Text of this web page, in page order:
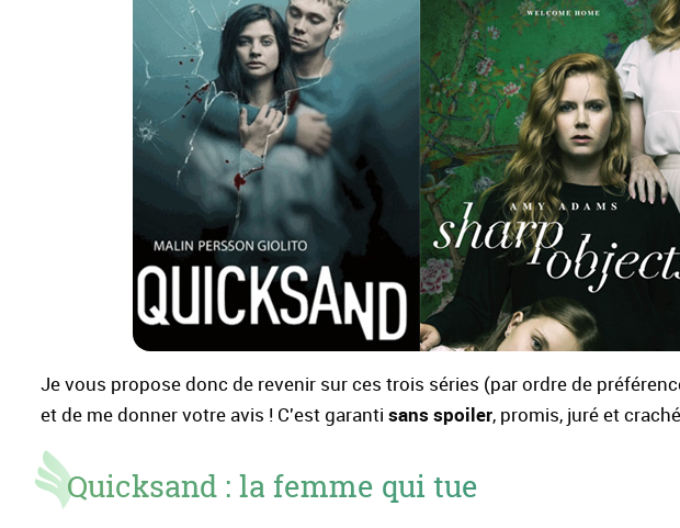
Je vous propose donc de revenir sur ces trois séries (par ordre de
et de me donner votre avis ! C'est garanti sans spoiler, promis, juré et
Quicksand : la femme qui tue